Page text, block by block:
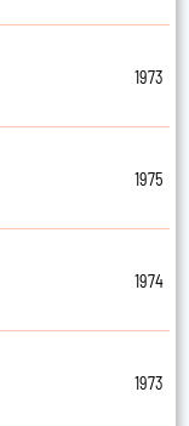
1973
1975
1974
1973